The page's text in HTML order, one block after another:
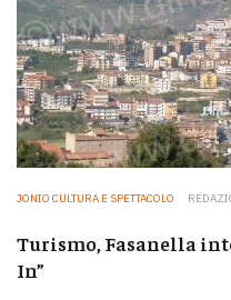
JONIO CULTURA E SPETTACOLO
Turismo, Fasanella
In”